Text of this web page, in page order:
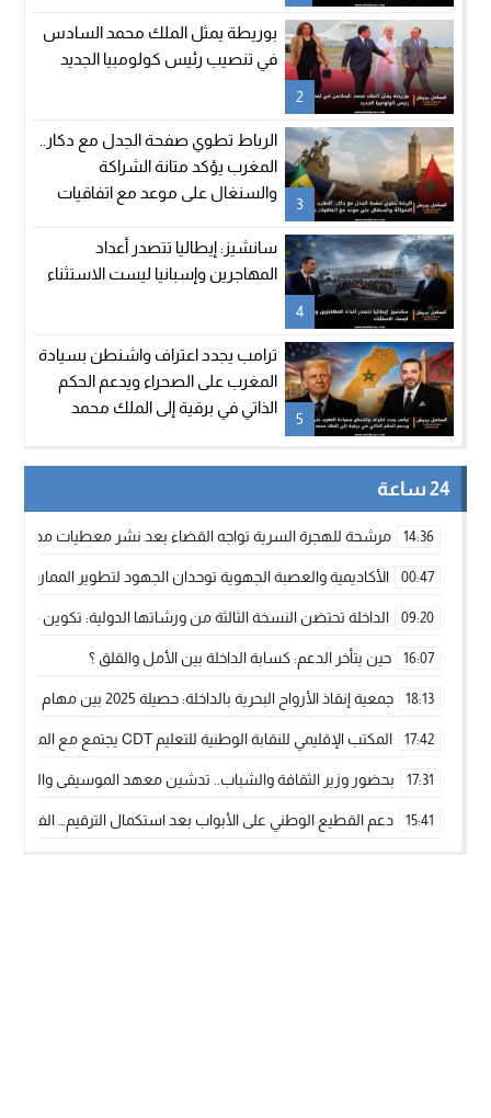
2
بوريطة يمثل الملك محمد السادس
في تنصيب رئيس كولومبيا الجديد
3
الرباط تطوي صفحة الجدل مع دكار..
المغرب يؤكد متانة الشراكة
والسنغال على موعد مع اتفاقيات
4
سانشيز: إيطاليا تتصدر أعداد
المهاجرين وإسبانيا ليست الاستثناء
5
ترامب يجدد اعتراف واشنطن بسيادة
المغرب على الصحراء ويدعم الحكم
الذاتي في برقية إلى الملك محمد
24 ساعة
14:36 مرشحة للهجرة السرية تواجه القضاء بعد نشر معطيات مضللة
00:47 الأكاديمية والعصبة الجهوية توحدان الجهود لتطوير الممارسة
09:20 الداخلة تحتضن النسخة الثالثة من ورشاتها الدولية: تكوين
16:07 حين يتأخر الدعم: كسابة الداخلة بين الأمل والقلق ؟
18:13 جمعية إنقاذ الأرواح البحرية بالداخلة: حصيلة 2025 بين مهام الإنقاذ ومشروع “دار البحار”
17:42 المكتب الإقليمي للنقابة الوطنية للتعليم CDT يجتمع مع المدير الإقليمي لمناقشة ملفات جوهرية لنساء ورجال التعليم
17:31 بحضور وزير الثقافة والشباب.. تدشين معهد الموسيقى والفنون
15:41 دعم القطيع الوطني على الأبواب بعد استكمال الترقيم…